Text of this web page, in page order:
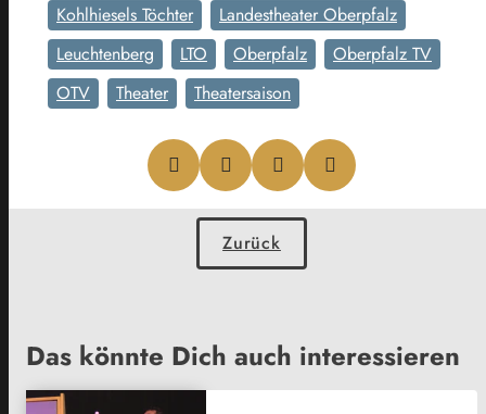
Kohlhiesels Töchter
Landestheater Oberpfalz
Leuchtenberg
LTO Oberpfalz
Oberpfalz TV
OTV
Theater Theatersaison
Zurück
Das könnte Dich auch interessieren